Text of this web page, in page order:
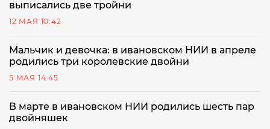
выписались две тройни
12 МАЯ 10:42
Мальчик и девочка: в ивановском НИИ в апреле
родились три королевские двойни
5 МАЯ 14:45
В марте в ивановском НИИ родились шесть пар
двойняшек